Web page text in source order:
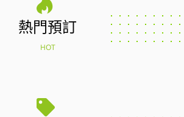
熱門預訂
HOT